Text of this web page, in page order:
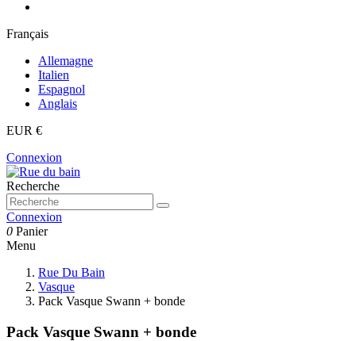
Français
Allemagne
Italien
Espagnol
Anglais
EUR €
Connexion
Recherche
Connexion
0 Panier
Menu
Rue Du Bain
Vasque
Pack Vasque Swann + bonde
Pack Vasque Swann + bonde